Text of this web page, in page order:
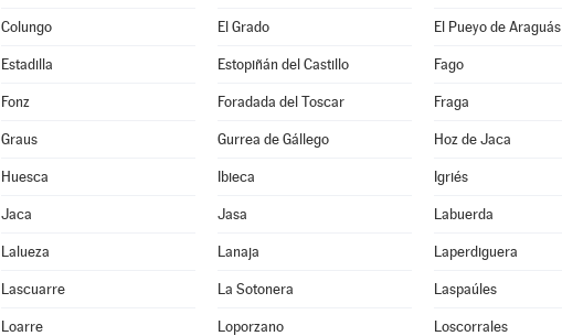
Colungo El Grado El Pueyo de Araguás
Estadilla Estopiñán del Castillo Fago
Fonz Foradada del Toscar Fraga
Graus Gurrea de Gállego Hoz de Jaca
Huesca Ibieca Igriés
Jaca Jasa Labuerda
Lalueza Lanaja Laperdiguera
Lascuarre La Sotonera Laspaúles
Loarre Loporzano Loscorrales